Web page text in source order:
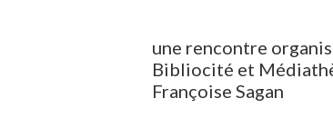
une rencontre
Bibliocité et
Françoise Sagan